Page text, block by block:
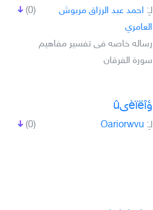
(0) لـِ: احمد عبد الرزاق مربوش
العامري
رساله خاصه فى تفسير مفاهيم
سورة الفرقان
ؤèïëîىû
(0) لـِ: Oariorwvu